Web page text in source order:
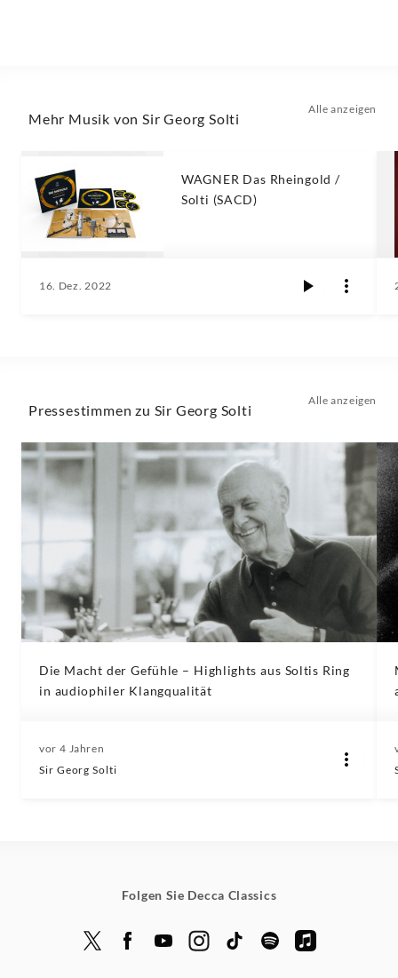
Mehr Musik von Sir Georg Solti
Alle anzeigen
WAGNER Das Rheingold /
Solti (SACD)
16. Dez. 2022
Pressestimmen zu Sir Georg Solti
Alle anzeigen
Die Macht der Gefühle – Highlights aus Soltis Ring
in audiophiler Klangqualität
vor 4 Jahren
Sir Georg Solti
Folgen Sie Decca Classics